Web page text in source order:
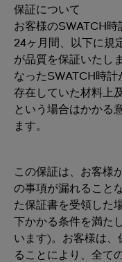
保証について
お客様のSWATCH時
24ヶ月間、以下に規
が品質を保証いたし
なったSWATCH時計
存在していた材料上
という場合はかかる
ます。
この保証は、お客様
の事項が漏れること
た保証書を受領した
下かかる条件を満た
います)。お客様は、
ることにより、全て